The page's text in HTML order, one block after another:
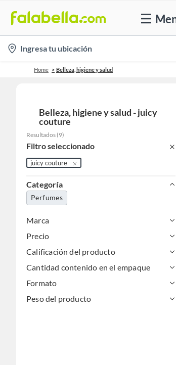
location-
icon
Ingresa tu ubicación
Home Belleza, higiene y salud
Belleza, higiene y salud - juicy
couture
Resultados (9)
Filtro seleccionado
juicy couture
Categoría
Perfumes
Marca
Precio
Calificación del producto
Cantidad contenido en el empaque
Formato
Peso del producto